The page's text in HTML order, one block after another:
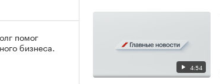
4:54
помог
бизнеса.